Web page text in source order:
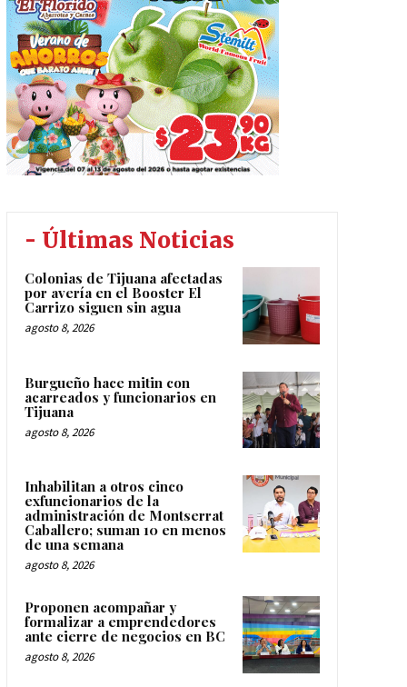
- Últimas Noticias
Colonias de Tijuana afectadas
por avería en el Booster El
Carrizo siguen sin agua
agosto 8, 2026
Burgueño hace mitin con
acarreados y funcionarios en
Tijuana
agosto 8, 2026
Inhabilitan a otros cinco
exfuncionarios de la
administración de Montserrat
Caballero; suman 10 en menos
de una semana
agosto 8, 2026
Proponen acompañar y
formalizar a emprendedores
ante cierre de negocios en BC
agosto 8, 2026